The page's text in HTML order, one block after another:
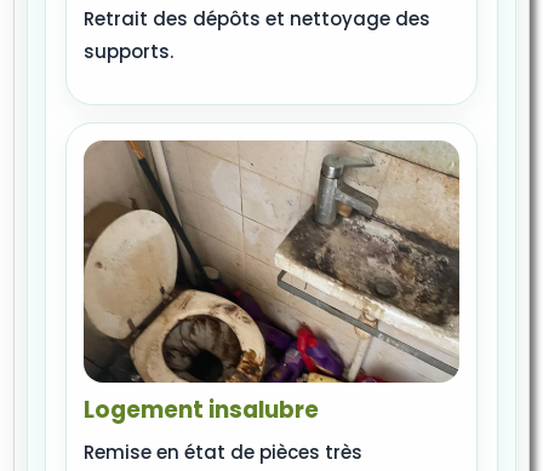
Retrait des dépôts et nettoyage des
supports.
Logement insalubre
Remise en état de pièces très